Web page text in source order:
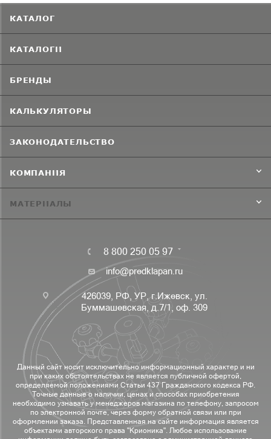
КАТАЛОГ
КАТАЛОГИ
БРЕНДЫ
КАЛЬКУЛЯТОРЫ
ЗАКОНОДАТЕЛЬСТВО
КОМПАНИЯ
МАТЕРИАЛЫ
8 800 250 05 97
info@predklapan.ru
426039, РФ, УР, г.Ижевск, ул.
Буммашевская, д.7/1, оф. 309
Данный сайт носит исключительно информационный характер и ни
при каких обстоятельствах не является публичной офертой,
определяемой положениями Статьи 437 Гражданского кодекса РФ.
Точные данные о наличии, ценах и способах приобретения
необходимо узнавать у менеджеров магазина по телефону, запросом
по электронной почте, через форму обратной связи или при
оформлении заказа. Представленная на сайте информация является
объектами авторского права "Крионика". Любое использование